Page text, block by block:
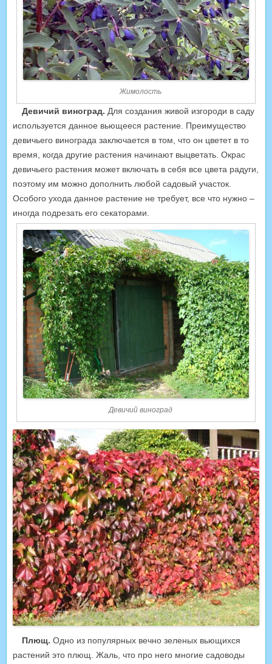
Жимолость
Девичий виноград. Для создания живой изгороди в саду
используется данное вьющееся растение. Преимущество
девичьего винограда заключается в том, что он цветет в то
время, когда другие растения начинают выцветать. Окрас
девичьего растения может включать в себя все цвета радуги,
поэтому им можно дополнить любой садовый участок.
Особого ухода данное растение не требует, все что нужно –
иногда подрезать его секаторами.
Девичий виноград
Плющ. Одно из популярных вечно зеленых вьющихся
растений это плющ. Жаль, что про него многие садоводы